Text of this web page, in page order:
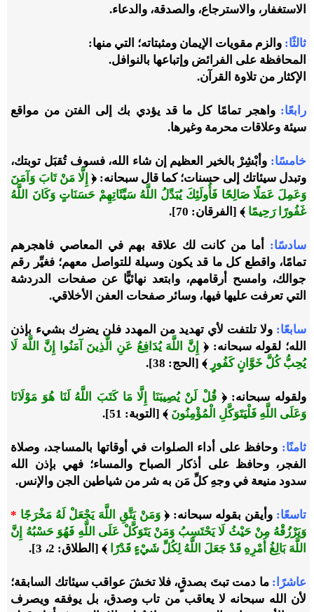
الاستغفار، والاسترجاع، والصدقة، والدعاء.
ثالثًا: والزم مقويات الإيمان ومثبتاته؛ التي منها:
المحافظة على الفرائض وإتباعها بالنوافل.
الإكثار من تلاوة القرآن.
رابعًا: واهجر تمامًا كل ما قد يؤدي بك إلى الفتن من مواقع
سيئة وعلاقات محرمة وغيرها.
خامسًا: وأبْشِرْ بالخير العظيم إن شاء الله، فسوف تُقبَل توبتك،
وتبدل سيئاتك إلى حسنات؛ كما قال سبحانه: ﴿ إِلَّا مَنْ تَابَ وَآمَنَ
وَعَمِلَ عَمَلًا صَالِحًا فَأُولَئِكَ يُبَدِّلُ اللَّهُ سَيِّئَاتِهِمْ حَسَنَاتٍ وَكَانَ اللَّهُ
غَفُورًا رَحِيمًا ﴾ [الفرقان: 70].
سادسًا: أما من كانت لك علاقة بهم في المعاصي فاهجرهم
تمامًا، واقطع كل ما قد يكون وسيلة للتواصل معهم؛ فغيِّر رقم
جوالك، وامسح أرقامهم، وابتعد نهائيًّا عن صفحات الدردشة
التي تعرفت عليها فيها، وسائر صفحات العفن الأخلاقي.
سابعًا: ولا تلتفت لأي تهديد من المهدد فلن يضرك بشيء بإذن
الله؛ لقوله سبحانه: ﴿ إِنَّ اللَّهَ يُدَافِعُ عَنِ الَّذِينَ آمَنُوا إِنَّ اللَّهَ لَا
يُحِبُّ كُلَّ خَوَّانٍ كَفُورٍ ﴾ [الحج: 38].
ولقوله سبحانه: ﴿ قُلْ لَنْ يُصِيبَنَا إِلَّا مَا كَتَبَ اللَّهُ لَنَا هُوَ مَوْلَانَا
وَعَلَى اللَّهِ فَلْيَتَوَكَّلِ الْمُؤْمِنُونَ ﴾ [التوبة: 51].
ثامنًا: وحافظ على أداء الصلوات في أوقاتها بالمساجد، وصلاة
الفجر، وحافظ على أذكار الصباح والمساء؛ فهي بإذن الله
سدود منيعة في وجهِ كلِّ مَن به شر من شياطين الجن والإنس.
تاسعًا: وأيقن بقوله سبحانه: ﴿ وَمَنْ يَتَّقِ اللَّهَ يَجْعَلْ لَهُ مَخْرَجًا *
وَيَرْزُقْهُ مِنْ حَيْثُ لَا يَحْتَسِبُ وَمَنْ يَتَوَكَّلْ عَلَى اللَّهِ فَهُوَ حَسْبُهُ إِنَّ
اللَّهَ بَالِغُ أَمْرِهِ قَدْ جَعَلَ اللَّهُ لِكُلِّ شَيْءٍ قَدْرًا
﴾ [الطلاق: 2، 3].
عاشرًا: ما دمت تبتَ بصدقٍ، فلا تخشَ عواقب سيئاتك السابقة؛
لأن الله سبحانه لا يعاقب من تاب وصدق، بل يوفقه ويصرف